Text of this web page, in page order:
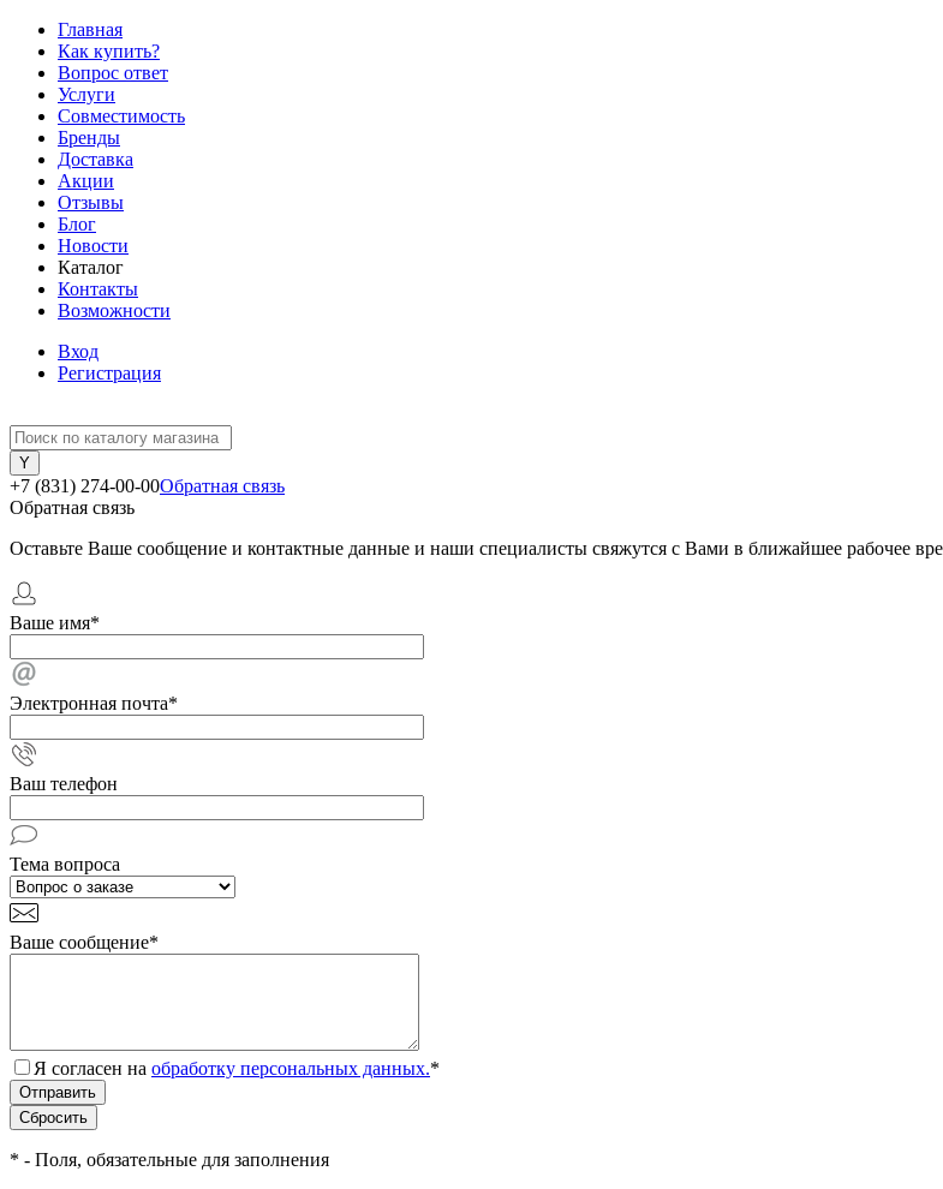
Главная
Как купить?
Вопрос ответ
Услуги
Совместимость
Бренды
Доставка
Акции
Отзывы
Блог
Новости
Каталог
Контакты
Возможности
Вход
Регистрация
+7 (831) 274-00-00Обратная связь
Обратная связь
Оставьте Ваше сообщение и контактные данные и наши специалисты свяжутся с Вами в ближайшее рабочее
Ваше имя*
Электронная почта*
Ваш телефон
Тема вопроса
Ваше сообщение*
Я согласен на обработку персональных данных.*
* - Поля, обязательные для заполнения